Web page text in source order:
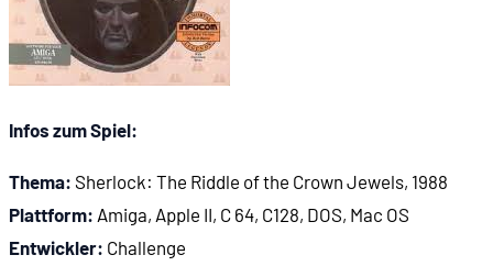
Infos zum Spiel:
Thema: Sherlock: The Riddle of the Crown Jewels, 1988
Plattform: Amiga, Apple II, C 64, C128, DOS, Mac OS
Entwickler: Challenge